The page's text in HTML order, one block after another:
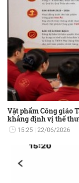
Vật phẩm Công giáo
khẳng định vị thế
15:25 22/06/2026